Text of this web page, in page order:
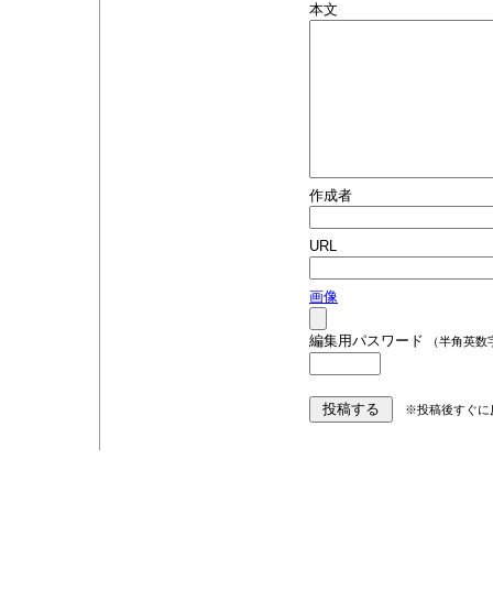
本文
作成者
URL
画像
編集用パスワード （半角英数
※投稿後すぐに